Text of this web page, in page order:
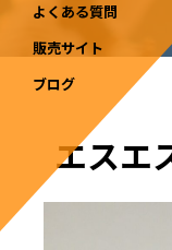
よくある質問
販売サイト
ブログ
エスエ